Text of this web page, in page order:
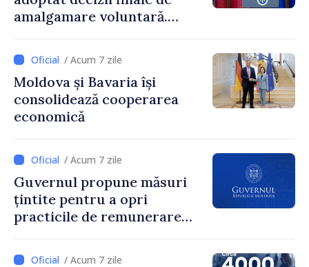
amalgamare voluntară.
Guvernului, Alexei Buzu:
„85,5% dintre primării au
inițiat procesul. Le
mulțumim aleșilor locali
pentru că au pus pe primul
dezvoltar
/ Acum 7 zile
Moldova și Bavaria își
consolidează cooperarea
economică
/ Acum 7 zile
Guvernul propune măsuri
țintite pentru a opri
practicile de remunerare
/ Acum 7 zile